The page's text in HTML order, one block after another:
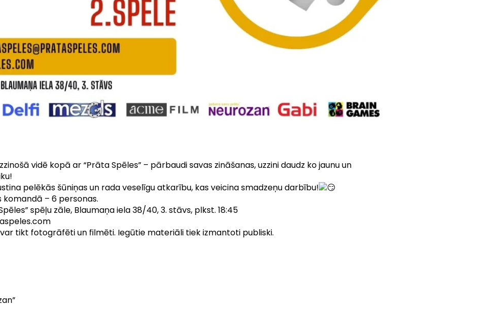
vidē kopā ar “Prāta Spēles” – pārbaudi savas zināšanas, uzzini daudz ko jaunu un
pelēkās šūniņas un rada veselīgu atkarību, kas veicina smadzeņu darbību!
komandā – 6 personas.
spēļu zāle, Blaumaņa iela 38/40, 3. stāvs, plkst. 18:45
tikt fotogrāfēti un filmēti. Iegūtie materiāli tiek izmantoti publiski.